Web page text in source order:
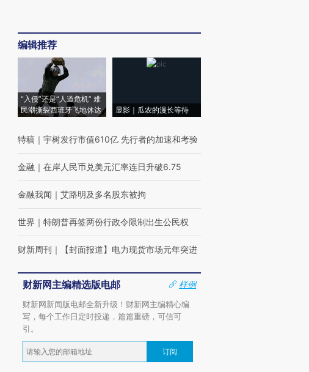
编辑推荐
“入侵”还是“人道危机” 难
民潮撕裂西班牙飞地休达
显影｜瓜农的漫长等待
特稿 ｜ 宇树发行市值610亿 先行者的加速和考验
金融 ｜ 在岸人民币兑美元汇率连日升破6.75
金融我闻 ｜ 艾路明及多名股东被拘
世界 ｜ 特朗普再签两份行政令限制出生公民权
财新周刊 ｜ 【封面报道】电力现货市场元年突进
财新网主编精选版电邮
样例
财新网新闻版电邮全新升级！财新网主编精心编
写，每个工作日定时投递，篇篇重磅，可信可
引。
订阅